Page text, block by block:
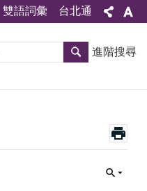
雙語詞彙 台北通
進階搜尋